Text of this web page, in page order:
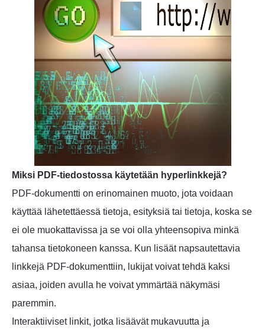
Miksi PDF-tiedostossa käytetään hyperlinkkejä?
PDF-dokumentti on erinomainen muoto, jota voidaan
käyttää lähetettäessä tietoja, esityksiä tai tietoja, koska se
ei ole muokattavissa ja se voi olla yhteensopiva minkä
tahansa tietokoneen kanssa. Kun lisäät napsautettavia
linkkejä PDF-dokumenttiin, lukijat voivat tehdä kaksi
asiaa, joiden avulla he voivat ymmärtää näkymäsi
paremmin.
Interaktiiviset linkit, jotka lisäävät mukavuutta ja